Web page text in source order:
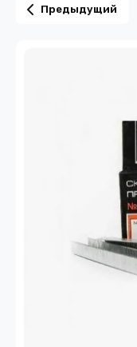
Предыдущий